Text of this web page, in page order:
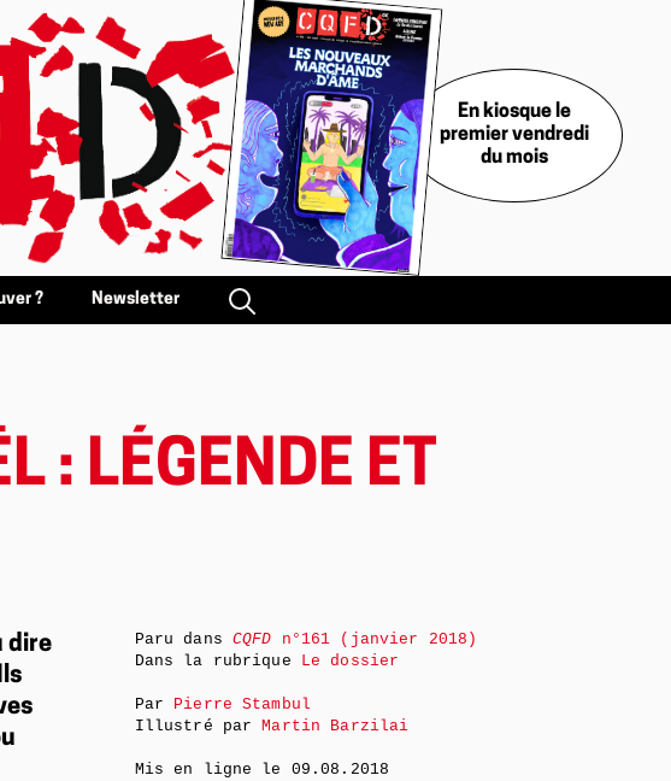
En kiosque le
premier vendredi
du mois
? Newsletter
: LÉGENDE ET
dire
Paru dans CQFD n°161 (janvier 2018)
Dans la rubrique Le dossier
Par Pierre Stambul
Illustré parMartin Barzilai
Mis en ligne le 09.08.2018